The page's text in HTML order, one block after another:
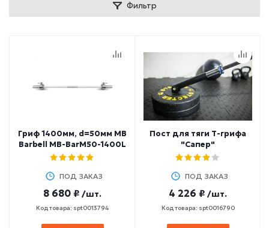
Фильтр
Гриф 1400мм, d=50мм MB
Barbell MB-BarM50-1400L
ПОД ЗАКАЗ
8 680 ₽ /шт.
Код товара: spt0013794
Пост для тяги Т-грифа
"Сапер"
ПОД ЗАКАЗ
4 226 ₽ /шт.
Код товара: spt0016790